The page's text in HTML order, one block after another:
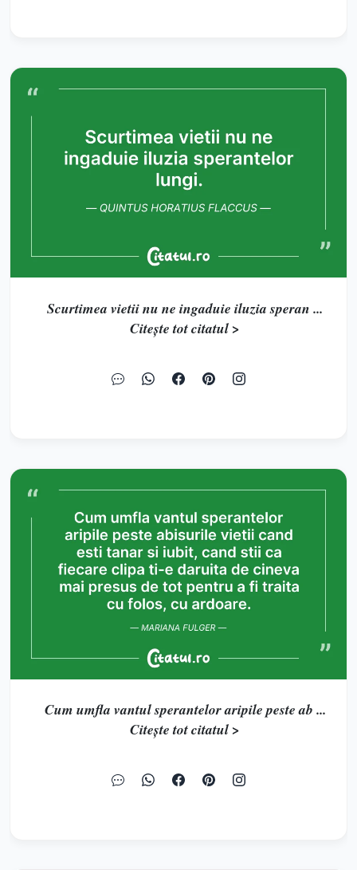
Scurtimea vietii nu ne ingaduie iluzia speran ...
Citește tot citatul >
Cum umfla vantul sperantelor aripile peste ab ...
Citește tot citatul >